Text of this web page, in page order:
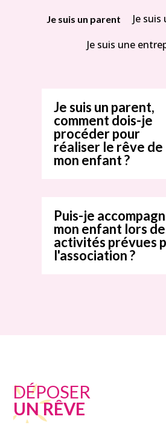
Je suis un parent
Je
Je suis une
Je suis un parent,
comment dois-je
procéder pour
réaliser le rêve de
mon enfant ?
Puis-je
mon enfant lors
activités prévues
l'association ?
DÉPOSER
UN RÊVE